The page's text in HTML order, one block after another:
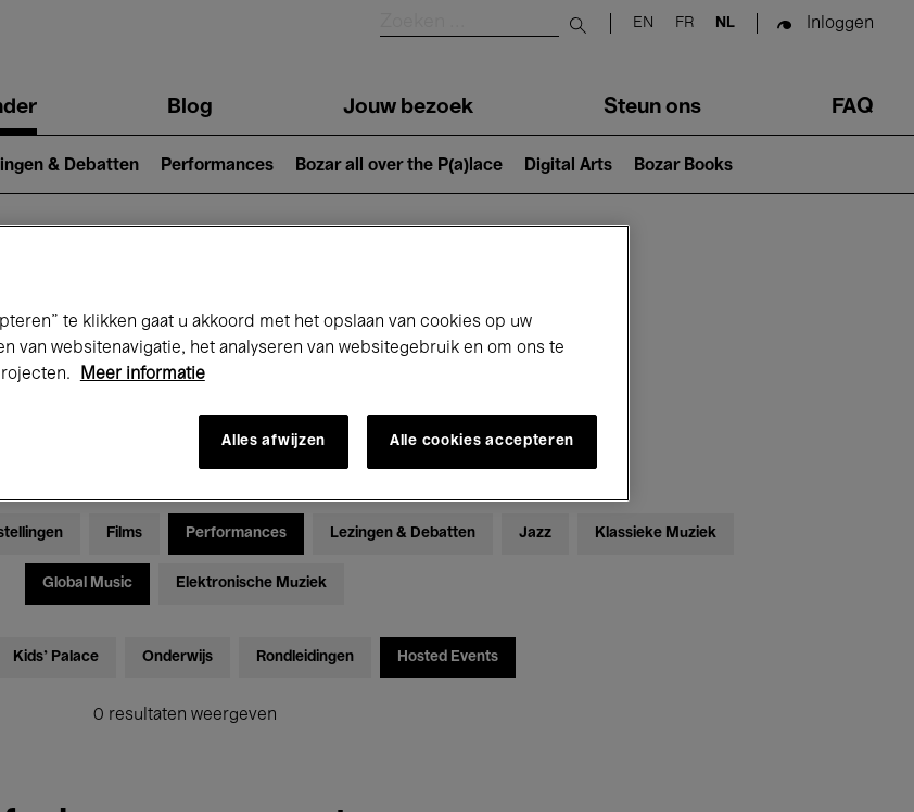
Submit search
EN FR NL Inloggen
Blog Jouw bezoek Steun ons FAQ
& Debatten Performances Bozar all over the P(a)lace Digital Arts Bozar Books
bij Bozar
Zaterdag 14 Februari 2026
Films Performances Lezingen & Debatten Jazz Klassieke Muziek
Global Music Elektronische Muziek
Kids’ Palace Onderwijs Rondleidingen Hosted Events
0 resultaten weergeven
te klikken gaat u akkoord met het opslaan van cookies op uw
van websitenavigatie, het analyseren van websitegebruik en om ons te
Meer informatie
Alles afwijzen Alle cookies accepteren